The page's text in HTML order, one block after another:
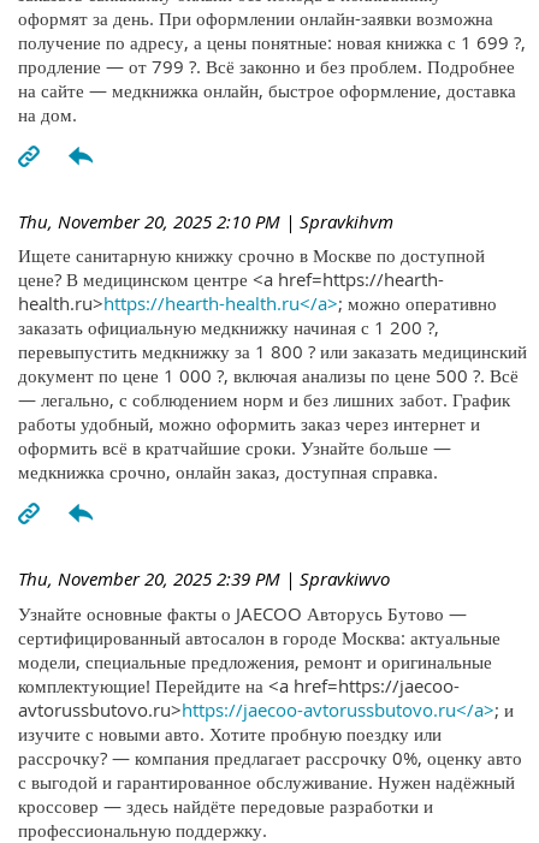
оформят за день. При оформлении онлайн-заявки возможна
получение по адресу, а цены понятные: новая книжка с 1 699 ?,
продление — от 799 ?. Всё законно и без проблем. Подробнее
на сайте — медкнижка онлайн, быстрое оформление, доставка
на дом.
Thu, November 20, 2025 2:10 PM | Spravkihvm
Ищете санитарную книжку срочно в Москве по доступной
цене? В медицинском центре <a href=https://hearth-
health.ru>https://hearth-health.ru</a>; можно оперативно
заказать официальную медкнижку начиная с 1 200 ?,
перевыпустить медкнижку за 1 800 ? или заказать медицинский
документ по цене 1 000 ?, включая анализы по цене 500 ?. Всё
— легально, с соблюдением норм и без лишних забот. График
работы удобный, можно оформить заказ через интернет и
оформить всё в кратчайшие сроки. Узнайте больше —
медкнижка срочно, онлайн заказ, доступная справка.
Thu, November 20, 2025 2:39 PM | Spravkiwvo
Узнайте основные факты о JAECOO Авторусь Бутово —
сертифицированный автосалон в городе Москва: актуальные
модели, специальные предложения, ремонт и оригинальные
комплектующие! Перейдите на <a href=https://jaecoo-
avtorussbutovo.ru>https://jaecoo-avtorussbutovo.ru</a>; и
изучите с новыми авто. Хотите пробную поездку или
рассрочку? — компания предлагает рассрочку 0%, оценку авто
с выгодой и гарантированное обслуживание. Нужен надёжный
кроссовер — здесь найдёте передовые разработки и
профессиональную поддержку.